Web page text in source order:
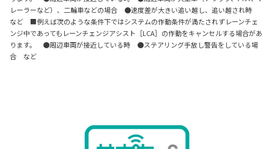
レーラーなど）、二輪車などの場合 ●速度差が大きい追い越し、追い越され時
など ■例えば次のような条件下ではシステムの作動条件が満たされずレーンチェ
ンジ中であってもレーンチェンジアシスト［LCA］の作動をキャンセルする場合があ
ります。 ●周辺車両が接近している時 ●ステアリング手放し警告をしている場
合 など